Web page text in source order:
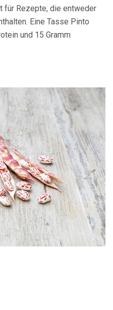
für Rezepte, die entweder
Eine Tasse Pinto
und 15 Gramm